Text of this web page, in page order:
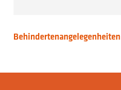
Behindertenangelegenheiten